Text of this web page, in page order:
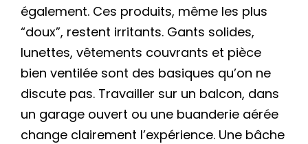
également. Ces produits, même les plus
“doux”, restent irritants. Gants solides,
lunettes, vêtements couvrants et pièce
bien ventilée sont des basiques qu’on ne
discute pas. Travailler sur un balcon, dans
un garage ouvert ou une buanderie aérée
change clairement l’expérience. Une bâche